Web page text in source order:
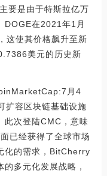
要是由于特斯拉亿万
DOGE在2021年1月
这使其价格飙升至新
美元的历史新
月4
扩容区块链基础设施
次登陆CMC，意味
已经获得了全球市场
化的需求，BitCherry
多元化发展战略，